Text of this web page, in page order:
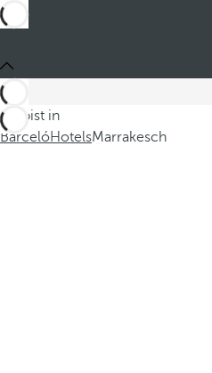
Du bist in
BarcelóHotelsMarrakesch